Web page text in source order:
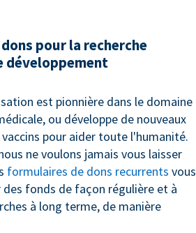
pour la recherche
développement
est pionnière dans le domaine
ou développe de nouveaux
pour aider toute l'humanité.
ne voulons jamais vous laisser
formulaires de dons recurrents vous
fonds de façon régulière et à
à long terme, de manière